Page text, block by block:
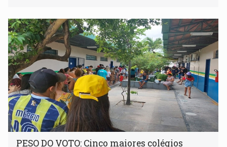
PESO DO VOTO: Cinco maiores colégios